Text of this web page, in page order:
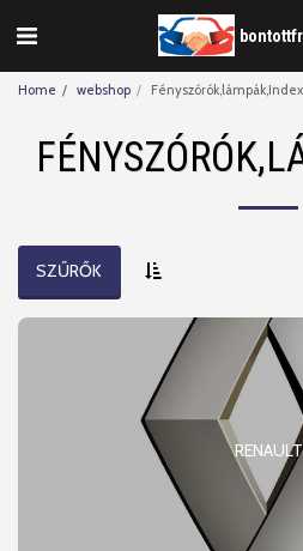
Home webshop Fényszórók,lámpák,Index
SZŰRŐK
RENAULT